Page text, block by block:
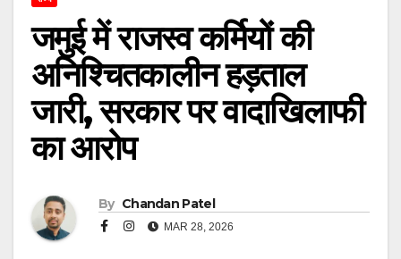
जमुई में राजस्व कर्मियों की
अनिश्चितकालीन हड़ताल
जारी, सरकार पर वादाखिलाफी
का आरोप
By Chandan Patel
MAR 28, 2026